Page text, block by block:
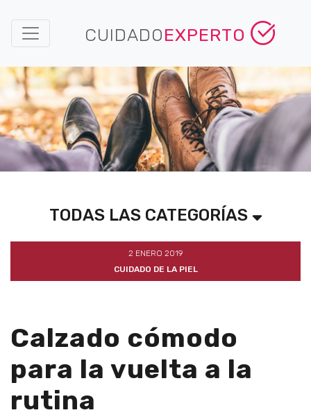
CUIDADOEXPERTO
TODAS LAS CATEGORÍAS
2 ENERO 2019
CUIDADO DE LA PIEL
Calzado cómodo
para la vuelta a la
rutina